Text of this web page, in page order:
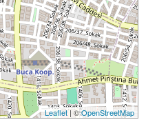
Leaflet| ©OpenStreetMap